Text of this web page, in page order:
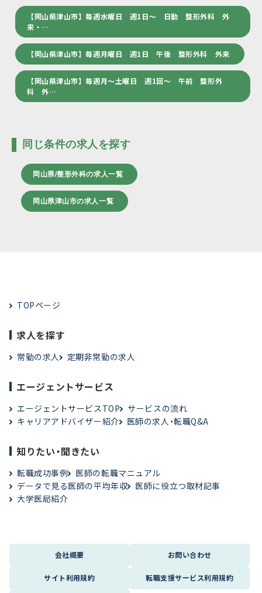
【岡山県津山市】毎週水曜日 週1日～ 日勤 整形外科 外
来・…
【岡山県津山市】毎週月曜日 週1日 午後 整形外科 外来
【岡山県津山市】毎週月～土曜日 週1回～ 午前 整形外
科 外…
同じ条件の求人を探す
岡山県/整形外科の求人一覧
岡山県津山市の求人一覧
TOPページ
求人を探す
常勤の求人 定期非常勤の求人
エージェントサービス
エージェントサービスTOP
サービスの流れ
キャリアアドバイザー紹介
医師の求人・転職Q&A
知りたい・聞きたい
転職成功事例
医師の転職マニュアル
データで見る医師の平均年収
医師に役立つ取材記事
大学医局紹介
会社概要 お問い合わせ
サイト利用規約 転職支援サービス利用規約